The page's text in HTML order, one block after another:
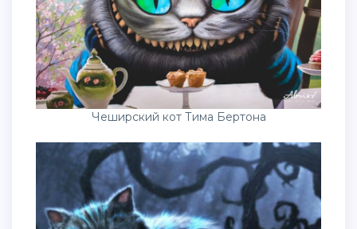
Чеширский кот Тима Бертона